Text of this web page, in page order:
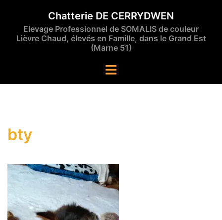
contenu
Chatterie DE CERRYDWEN
Elevage Professionnel de SOMALIS de couleur
Lièvre Chaud, élevés en Famille, dans le Grand Est
(Marne 51)
Ouvrir/fermer
bty